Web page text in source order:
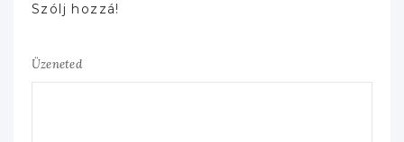
Szólj hozzá!
Üzeneted